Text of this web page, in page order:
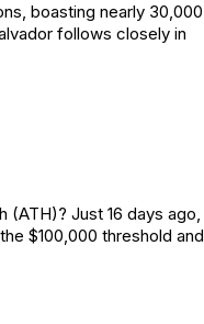
boasting nearly 30,000
follows closely in
(ATH)? Just 16 days ago,
$100,000 threshold and